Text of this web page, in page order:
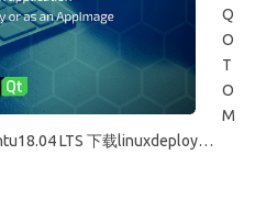
Q
O
T
O
M
LTS 下载linuxdeploy…